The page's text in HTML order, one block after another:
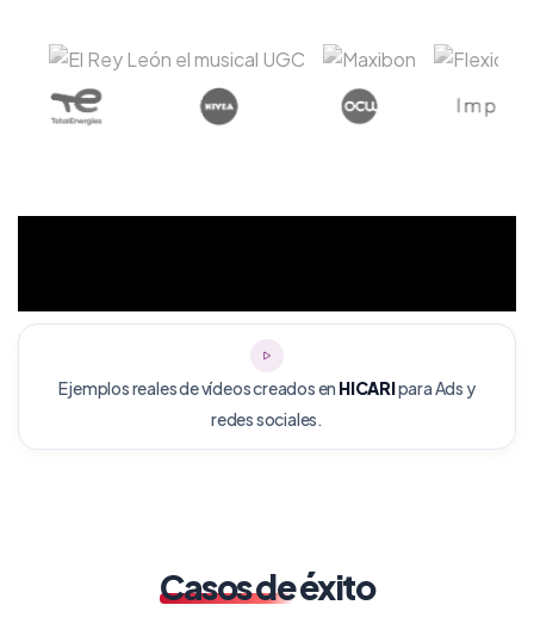
Ejemplos reales de vídeos creados en HICARIpara Ads y
redes sociales.
Casos deéxito